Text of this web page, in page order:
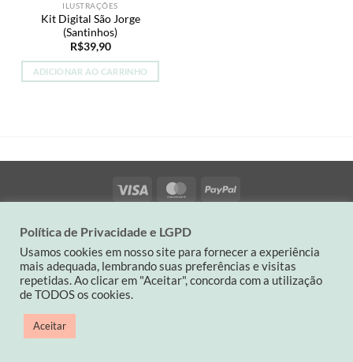
ILUSTRAÇÕES
Kit Digital São Jorge
(Santinhos)
R$39,90
ADICIONAR AO CARRINHO
Visa MasterCardPayPal
CNPJ: 34501714/0001-03
Copyright 2026 ©
Política de Privacidade e LGPD
Usamos cookies em nosso site para fornecer a experiência
mais adequada, lembrando suas preferências e visitas
repetidas. Ao clicar em "Aceitar", concorda com a utilização
de TODOS os cookies.
Aceitar